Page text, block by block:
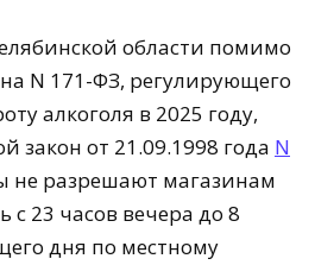
области помимо
N 171-ФЗ, регулирующего
алкоголя в 2025 году,
закон от 21.09.1998 года N
не разрешают магазинам
с 23 часов вечера до 8
дня по местному